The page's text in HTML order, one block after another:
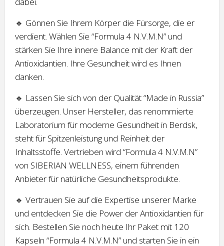
🔹 Gönnen Sie Ihrem Körper die Fürsorge, die er
verdient. Wählen Sie “Formula 4 N.V.M.N” und
stärken Sie Ihre innere Balance mit der Kraft der
Antioxidantien. Ihre Gesundheit wird es Ihnen
danken.
🔹 Lassen Sie sich von der Qualität “Made in Russia”
überzeugen. Unser Hersteller, das renommierte
Laboratorium für moderne Gesundheit in Berdsk,
steht für Spitzenleistung und Reinheit der
Inhaltsstoffe. Vertrieben wird “Formula 4 N.V.M.N”
von SIBERIAN WELLNESS, einem führenden
Anbieter für natürliche Gesundheitsprodukte.
🔹 Vertrauen Sie auf die Expertise unserer Marke
und entdecken Sie die Power der Antioxidantien für
sich. Bestellen Sie noch heute Ihr Paket mit 120
Kapseln “Formula 4 N.V.M.N” und starten Sie in ein